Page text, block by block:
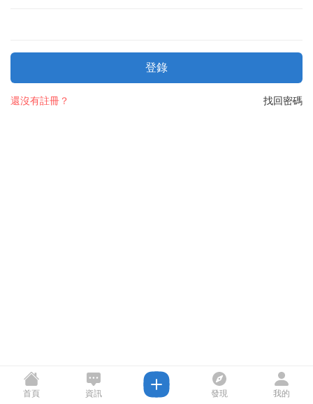
登錄
找回密碼
還沒有註冊？
首頁 資訊 發現 我的